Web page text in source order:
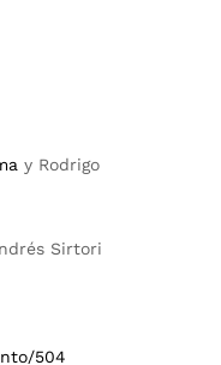
y Rodrigo
Sirtori
504